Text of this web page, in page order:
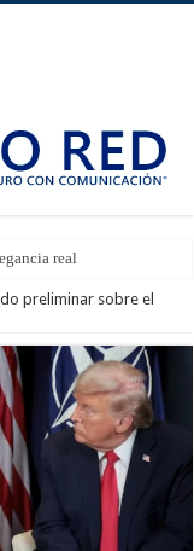
real
preliminar sobre el